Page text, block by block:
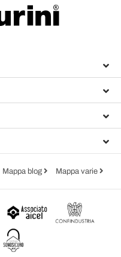
Mappa blog Mappa varie